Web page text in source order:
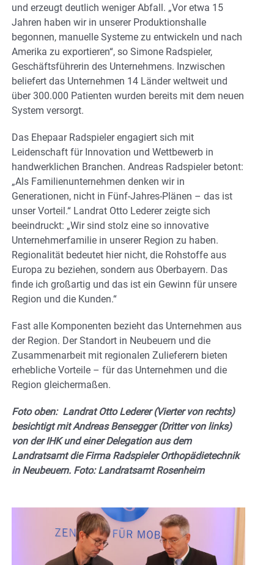
und erzeugt deutlich weniger Abfall. „Vor etwa 15
Jahren haben wir in unserer Produktionshalle
begonnen, manuelle Systeme zu entwickeln und nach
Amerika zu exportieren“, so Simone Radspieler,
Geschäftsführerin des Unternehmens. Inzwischen
beliefert das Unternehmen 14 Länder weltweit und
über 300.000 Patienten wurden bereits mit dem neuen
System versorgt.
Das Ehepaar Radspieler engagiert sich mit
Leidenschaft für Innovation und Wettbewerb in
handwerklichen Branchen. Andreas Radspieler betont:
„Als Familienunternehmen denken wir in
Generationen, nicht in Fünf-Jahres-Plänen – das ist
unser Vorteil.“ Landrat Otto Lederer zeigte sich
beeindruckt: „Wir sind stolz eine so innovative
Unternehmerfamilie in unserer Region zu haben.
Regionalität bedeutet hier nicht, die Rohstoffe aus
Europa zu beziehen, sondern aus Oberbayern. Das
finde ich großartig und das ist ein Gewinn für unsere
Region und die Kunden.“
Fast alle Komponenten bezieht das Unternehmen aus
der Region. Der Standort in Neubeuern und die
Zusammenarbeit mit regionalen Zulieferern bieten
erhebliche Vorteile – für das Unternehmen und die
Region gleichermaßen.
Foto oben: Landrat Otto Lederer (Vierter von rechts)
besichtigt mit Andreas Bensegger (Dritter von links)
von der IHK und einer Delegation aus dem
Landratsamt die Firma Radspieler Orthopädietechnik
in Neubeuern. Foto: Landratsamt Rosenheim